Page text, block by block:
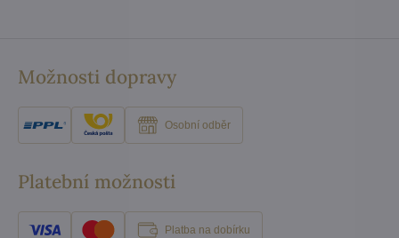
Možnosti dopravy
Osobní odběr
Platební možnosti
Platba na dobírku